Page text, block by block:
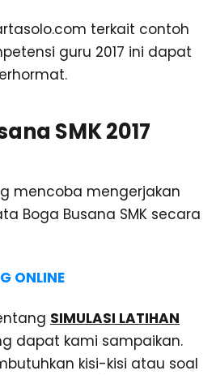
terkait contoh
guru 2017 ini dapat
SMK 2017
mencoba mengerjakan
Boga Busana SMK secara
ONLINE
SIMULASI LATIHAN
dapat kami sampaikan.
kisi-kisi atau soal